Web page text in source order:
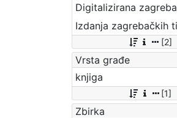
[2]
Vrsta građe
knjiga
[1]
Zbirka